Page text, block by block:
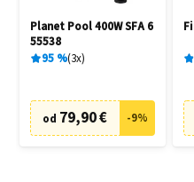
Planet Pool 400W SFA 6
55538
95% 3x
od 79,90 € -9%